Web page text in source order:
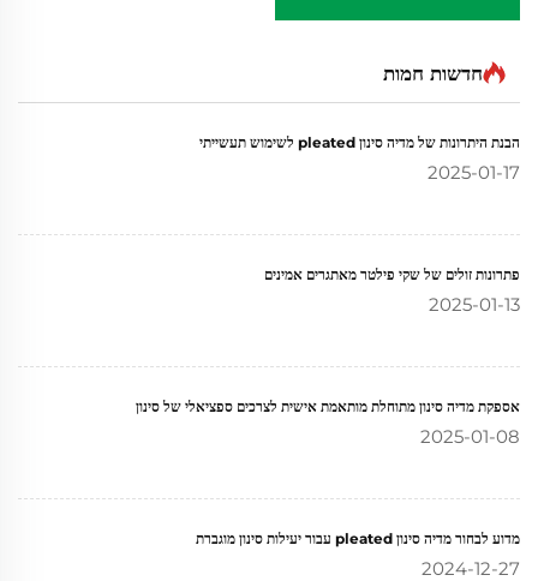
חדשות חמות
הבנת היתרונות של מדיה סינון pleated לשימוש תעשייתי
2025-01-17
פתרונות זולים של שקי פילטר מאתגרים אמינים
2025-01-13
אספקת מדיה סינון מתוחלת מותאמת אישית לצרכים ספציאלי של סינון
2025-01-08
מדוע לבחור מדיה סינון pleated עבור יעילות סינון מוגברת
2024-12-27